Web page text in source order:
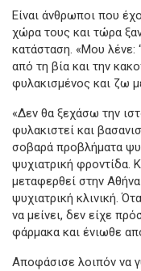
Είναι άνθρωποι που
χώρα τους και τώρα
κατάσταση. «Μου λένε:
από τη βία και την
φυλακισμένος και ζω
«Δεν θα ξεχάσω την
φυλακιστεί και
σοβαρά προβλήματα
ψυχιατρική φροντίδα.
μεταφερθεί στην
ψυχιατρική κλινική.
να μείνει, δεν είχε
φάρμακα και ένιωθε
Αποφάσισε λοιπόν να